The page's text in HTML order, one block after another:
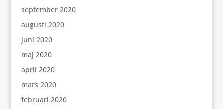
september 2020
augusti 2020
juni 2020
maj 2020
april 2020
mars 2020
februari 2020